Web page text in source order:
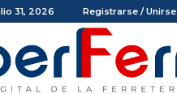
31, 2026 Registrarse / Unirse
Iberferr